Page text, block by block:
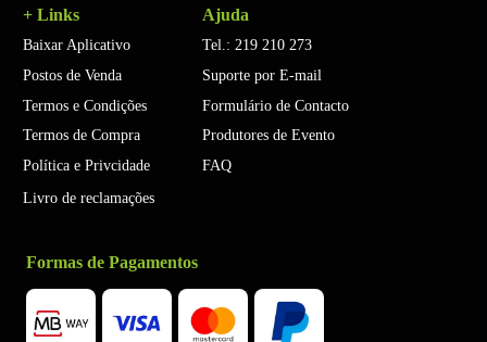
+ Links
Baixar Aplicativo
Postos de Venda
Termos e Condições
Termos de Compra
Política e Privcidade
Livro de reclamações
Ajuda
Tel.: 219 210 273
Suporte por E-mail
Formulário de Contacto
Produtores de Evento
FAQ
Formas de Pagamentos